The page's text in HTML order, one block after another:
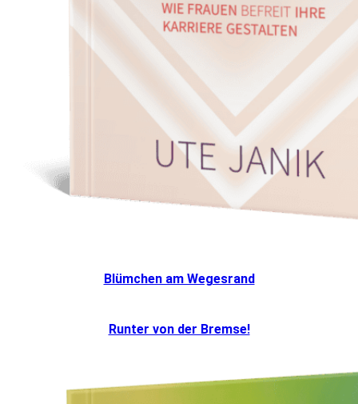
Runter von der Bremse!
Blümchen am Wegesrand